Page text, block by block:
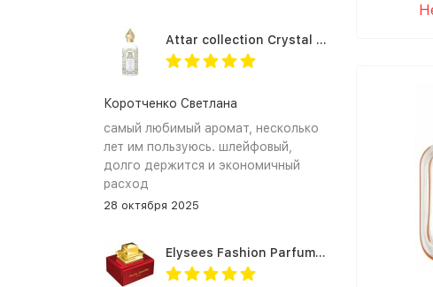
Attar collection Crystal love for her
Коротченко Светлана
самый любимый аромат, несколько
лет им пользуюсь. шлейфовый,
долго держится и экономичный
расход
28 октября 2025
Elysees Fashion Parfums Purity Vanilla